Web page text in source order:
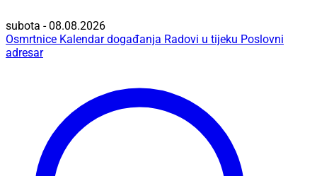
subota - 08.08.2026
Osmrtnice Kalendar događanja Radovi u tijeku Poslovni
adresar